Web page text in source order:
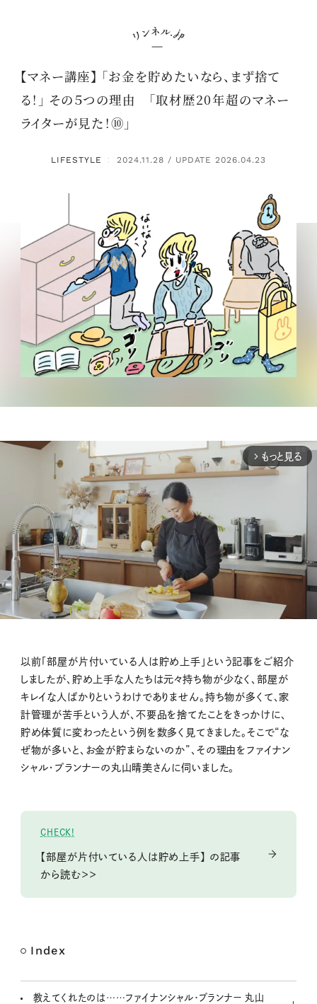
【マネー講座】 「お金を貯めたいなら、まず捨て
る！」 その５つの理由 「取材歴20年超のマネー
ライターが見た！⑩」
LIFESTYLE ： 2024.11.28 / UPDATE 2026.04.23
arrow_forward_ios もっと見る
M
t
e
以前「部屋が片付いている人は貯め上手」という記事をご紹介
しましたが、貯め上手な人たちは元々持ち物が少なく、部屋が
キレイな人ばかりというわけでありません。持ち物が多くて、家
計管理が苦手という人が、不要品を捨てたことをきっかけに、
貯め体質に変わったという例を数多く見てきました。そこで“な
ぜ物が多いと、お金が貯まらないのか”、その理由をファイナン
シャル・プランナーの丸山晴美さんに伺いました。
CHECK!
【部屋が片付いている人は貯め上手】 の記事
から読む＞＞
Index
教えてくれたのは……ファイナンシャル・プランナー 丸山